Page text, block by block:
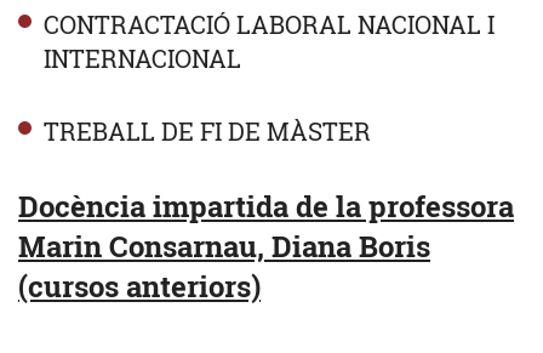
CONTRACTACIÓ LABORAL NACIONAL I
INTERNACIONAL
TREBALL DE FI DE MÀSTER
Docència impartida de la professora
Marin Consarnau, Diana Boris
(cursos anteriors)